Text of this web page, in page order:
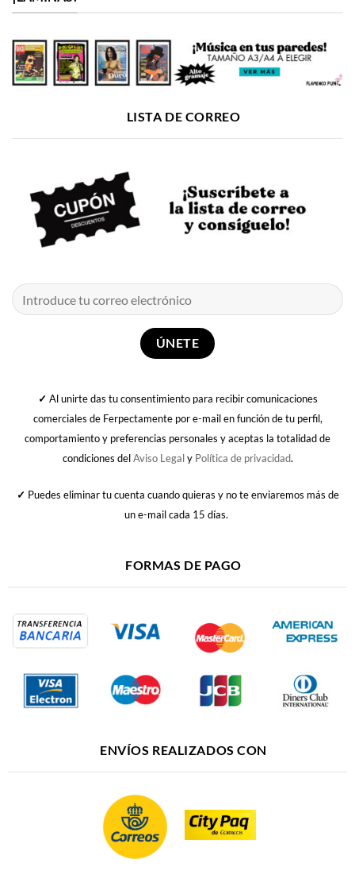
LISTA DE CORREO
✓ Al unirte das tu consentimiento para recibir comunicaciones
comerciales de Ferpectamente por e-mail en función de tu perfil,
comportamiento y preferencias personales y aceptas la totalidad de
condiciones delAviso Legaly Política de privacidad.
✓ Puedes eliminar tu cuenta cuando quieras y no te enviaremos más de
un e-mail cada 15 días.
FORMAS DE PAGO
ENVÍOS REALIZADOS CON